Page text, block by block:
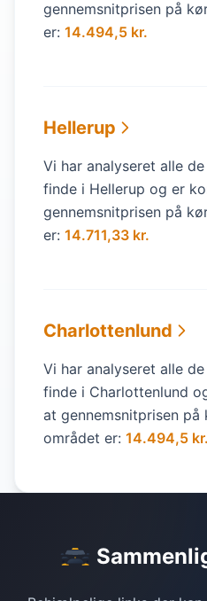
gennemsnitprisen på
er: 14.494,5 kr.
Hellerup
Vi har analyseret alle
finde i Hellerup og er
gennemsnitprisen på
er: 14.711,33 kr.
Charlottenlund
Vi har analyseret alle
finde i Charlottenlund
at gennemsnitprisen
området er: 14.494,5 kr.